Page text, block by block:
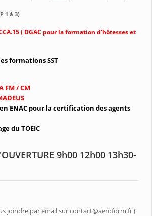
1 à 3)
( DGAC pour la formation d'hôtesses et
formations SST
FM / CM
ENAC pour la certification des agents
du TOEIC
9h00 12h00 13h30-
joindre par email sur contact@aeroform.fr (